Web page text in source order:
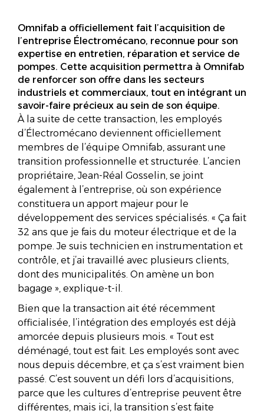
Omnifab a officiellement fait l’acquisition de
l’entreprise Électromécano, reconnue pour son
expertise en entretien, réparation et service de
pompes. Cette acquisition permettra à Omnifab
de renforcer son offre dans les secteurs
industriels et commerciaux, tout en intégrant un
savoir-faire précieux au sein de son équipe.
À la suite de cette transaction, les employés
d’Électromécano deviennent officiellement
membres de l’équipe Omnifab, assurant une
transition professionnelle et structurée. L’ancien
propriétaire, Jean-Réal Gosselin, se joint
également à l’entreprise, où son expérience
constituera un apport majeur pour le
développement des services spécialisés. « Ça fait
32 ans que je fais du moteur électrique et de la
pompe. Je suis technicien en instrumentation et
contrôle, et j’ai travaillé avec plusieurs clients,
dont des municipalités. On amène un bon
bagage », explique-t-il.
Bien que la transaction ait été récemment
officialisée, l’intégration des employés est déjà
amorcée depuis plusieurs mois. « Tout est
déménagé, tout est fait. Les employés sont avec
nous depuis décembre, et ça s’est vraiment bien
passé. C’est souvent un défi lors d’acquisitions,
parce que les cultures d’entreprise peuvent être
différentes, mais ici, la transition s’est faite